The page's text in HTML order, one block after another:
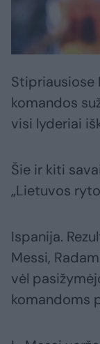
Stipriausiose
komandos
visi lyderiai
Šie ir kiti
„Lietuvos
Ispanija.
Messi,
vėl
komandoms